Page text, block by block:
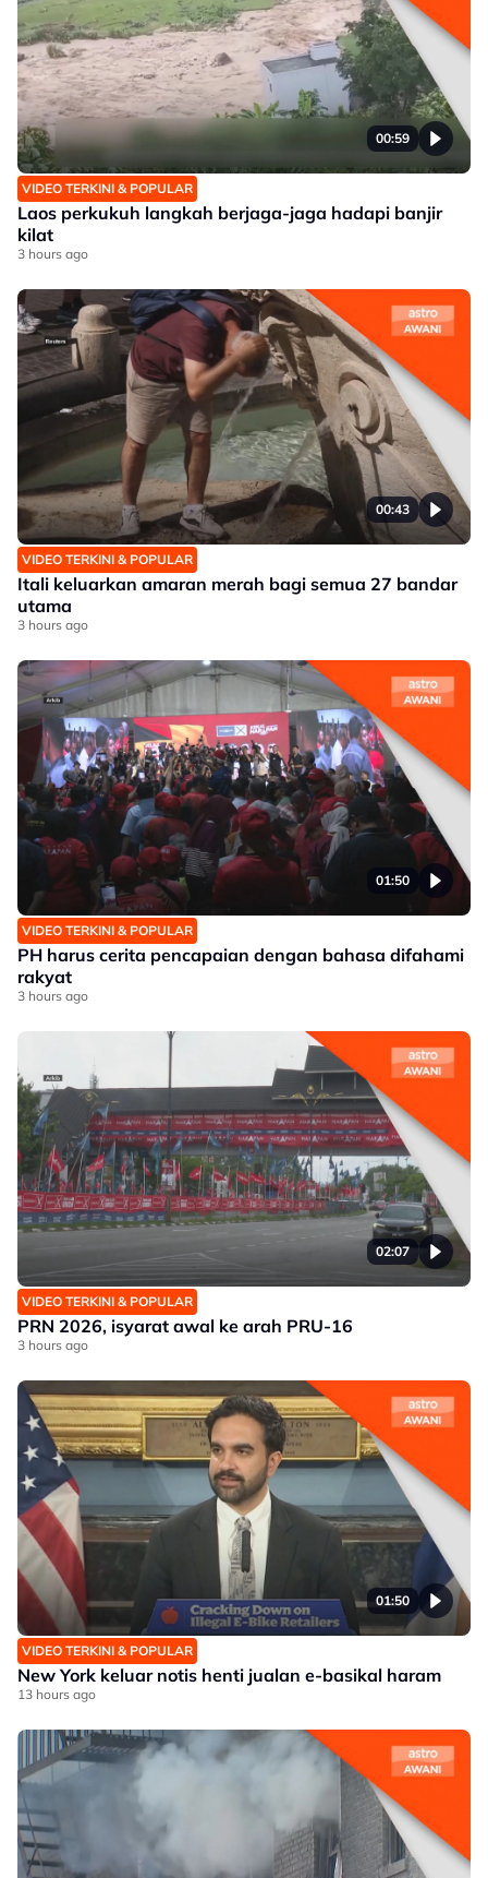
00:59
VIDEO TERKINI & POPULAR
Laos perkukuh langkah berjaga-jaga hadapi banjir
kilat
3 hours ago
00:43
VIDEO TERKINI & POPULAR
Itali keluarkan amaran merah bagi semua 27 bandar
utama
3 hours ago
01:50
VIDEO TERKINI & POPULAR
PH harus cerita pencapaian dengan bahasa difahami
rakyat
3 hours ago
02:07
VIDEO TERKINI & POPULAR
PRN 2026, isyarat awal ke arah PRU-16
3 hours ago
01:50
VIDEO TERKINI & POPULAR
New York keluar notis henti jualan e-basikal haram
13 hours ago